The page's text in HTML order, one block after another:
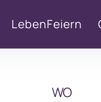
LebenFeiern
WO